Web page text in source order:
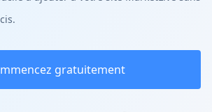
gratuitement